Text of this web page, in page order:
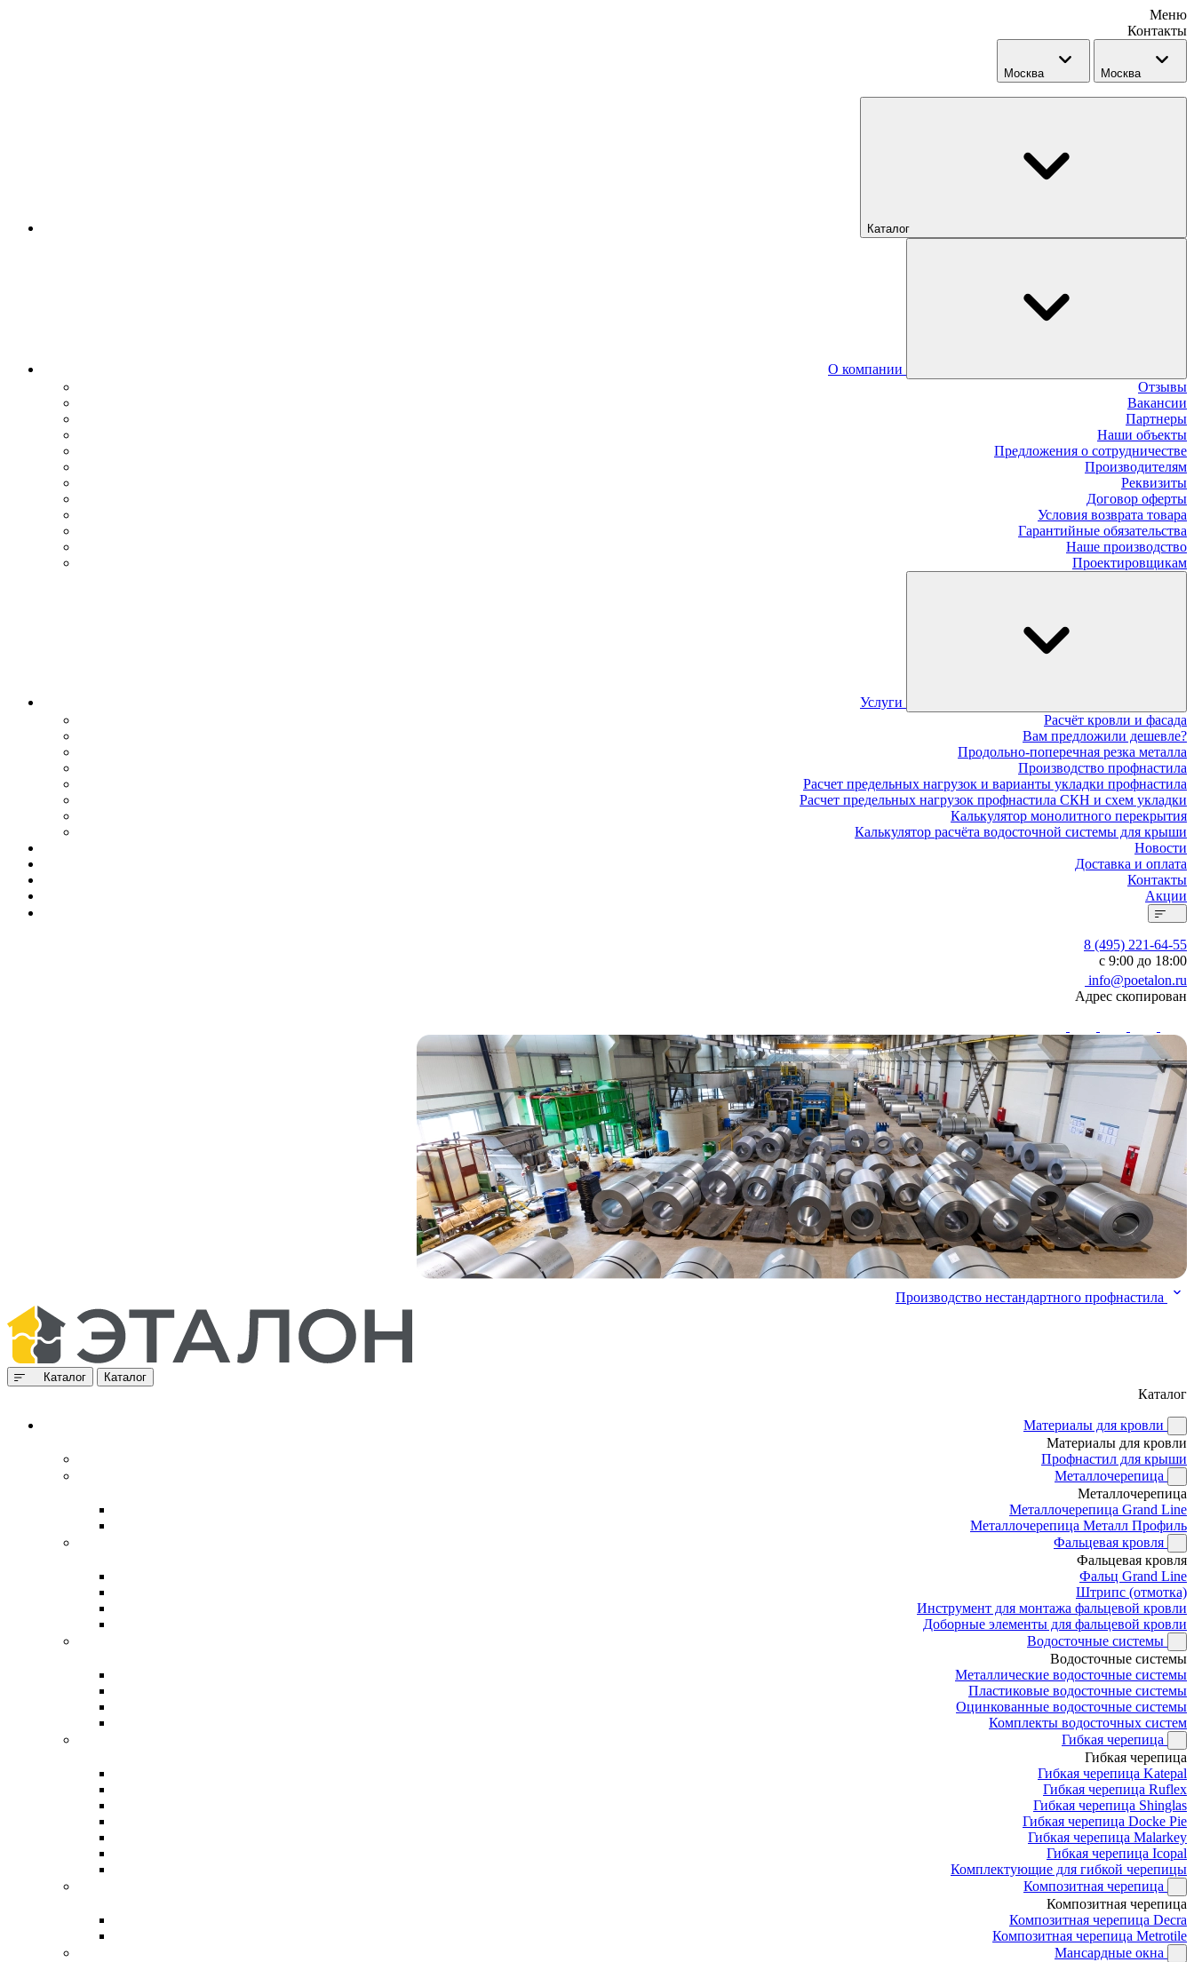
Меню
Контакты
Москва Москва
Каталог
О компании
Отзывы
Вакансии
Партнеры
Наши объекты
Предложения о сотрудничестве
Производителям
Реквизиты
Договор оферты
Условия возврата товара
Гарантийные обязательства
Наше производство
Проектировщикам
Услуги
Расчёт кровли и фасада
Вам предложили дешевле?
Продольно-поперечная резка металла
Производство профнастила
Расчет предельных нагрузок и варианты укладки профнастила
Расчет предельных нагрузок профнастила СКН и схем укладки
Калькулятор монолитного перекрытия
Калькулятор расчёта водосточной системы для крыши
Новости
Доставка и оплата
Контакты
Акции
8 (495) 221-64-55
с 9:00 до 18:00
info@poetalon.ru
Адрес скопирован
Производство нестандартного профнастила
Каталог Каталог
Каталог
Материалы для кровли
Материалы для кровли
Профнастил для крыши
Металлочерепица
Металлочерепица
Металлочерепица Grand Line
Металлочерепица Металл Профиль
Фальцевая кровля
Фальцевая кровля
Фальц Grand Line
Штрипс (отмотка)
Инструмент для монтажа фальцевой кровли
Доборные элементы для фальцевой кровли
Водосточные системы
Водосточные системы
Металлические водосточные системы
Пластиковые водосточные системы
Оцинкованные водосточные системы
Комплекты водосточных систем
Гибкая черепица
Гибкая черепица
Гибкая черепица Katepal
Гибкая черепица Ruflex
Гибкая черепица Shinglas
Гибкая черепица Docke Pie
Гибкая черепица Malarkey
Гибкая черепица Icopal
Комплектующие для гибкой черепицы
Композитная черепица
Композитная черепица
Композитная черепица Decra
Композитная черепица Metrotile
Мансардные окна